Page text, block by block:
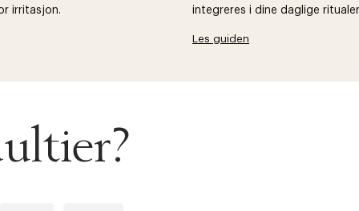
irritasjon.
integreres i dine daglige
Les guiden